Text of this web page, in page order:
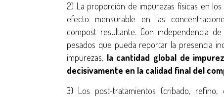
2) La proporción de impurezas físicas en
efecto mensurable en las
compost resultante. Con independencia
pesados que pueda reportar la presencia
impurezas, la cantidad global de
decisivamente en la calidad final del
3) Los post-tratamientos (cribado,